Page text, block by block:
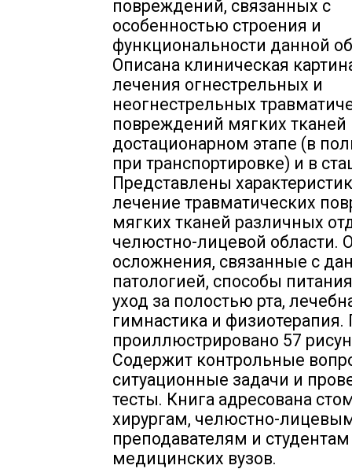
повреждений, связанных с
особенностью строения и
функциональности данной
Описана клиническая
лечения огнестрельных и
неогнестрельных
повреждений мягких тканей
достационарном этапе (в
при транспортировке) и в
Представлены
лечение травматических
мягких тканей различных
челюстно-лицевой области.
осложнения, связанные с
патологией, способы
уход за полостью рта,
гимнастика и физиотерапия.
проиллюстрировано 57
Содержит контрольные
ситуационные задачи и
тесты. Книга адресована
хирургам, челюстно-
преподавателям и студентам
медицинских вузов.